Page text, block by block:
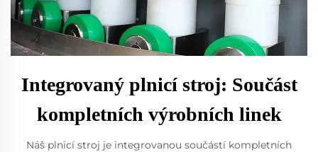
Integrovaný plnicí stroj: Součást
kompletních výrobních linek
Náš plnicí stroj je integrovanou součástí kompletních